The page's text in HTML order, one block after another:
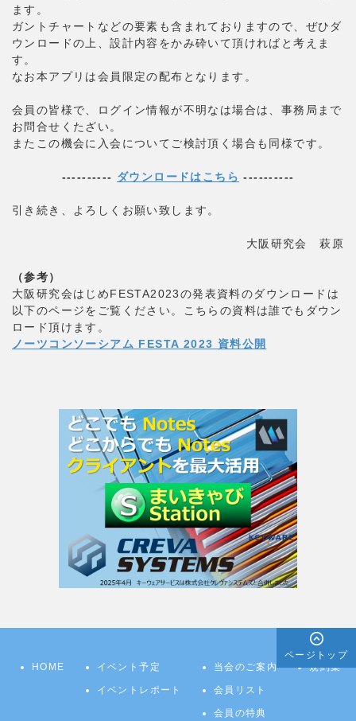
ます。
ガントチャートなどの要素も含まれておりますので、ぜひダ
ウンロードの上、設計内容をかみ砕いて頂ければと考えま
す。
なお本アプリは会員限定の配布となります。
会員の皆様で、ログイン情報が不明なは場合は、事務局まで
お問合せくたざい。
またこの機会に入会についてご検討頂く場合も同様です。
---------- ダウンロードはこちら ----------
引き続き、よろしくお願い致します。
大阪研究会 萩原
（参考）
大阪研究会はじめFESTA2023の発表資料のダウンロードは
以下のページをご覧ください。こちらの資料は誰でもダウン
ロード頂けます。
ノーツコンソーシアム FESTA 2023 資料公開
HOME イベント予定
イベントレポート
当会のご案内
会員リスト
会員の特典
規約集
ページトップ